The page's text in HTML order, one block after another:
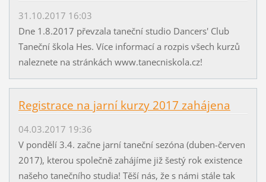
31.10.2017 16:03
Dne 1.8.2017 převzala taneční studio Dancers' Club
Taneční škola Hes. Více informací a rozpis všech kurzů
naleznete na stránkách www.tanecniskola.cz!
Registrace na jarní kurzy 2017 zahájena
04.03.2017 19:36
V pondělí 3.4. začne jarní taneční sezóna (duben-červen
2017), kterou společně zahájíme již šestý rok existence
našeho tanečního studia! Těší nás, že s námi stále tak